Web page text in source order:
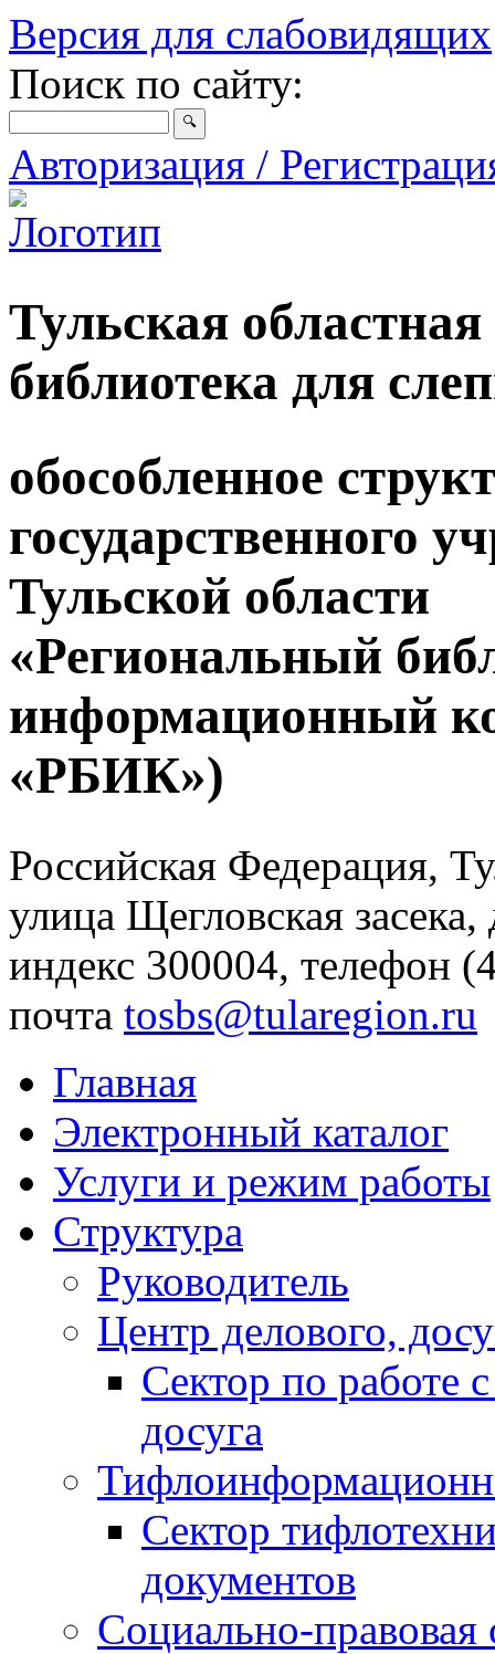
Версия для слабовидящих
Поиск по сайту:
Авторизация /
Тульская
библиотека для
обособленное
государственного
Тульской области
«Региональный
информационный
«РБИК»)
Российская Федерация,
улица Щегловская
индекс 300004, телефон
почта tosbs@tularegion.ru
Главная
Электронный каталог
Услуги и режим работы
Структура
Руководитель
Центр делового,
Сектор по работе
досуга
Сектор
документов
Социально-правовая